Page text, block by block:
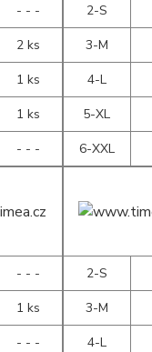
- - -
2 ks
1 ks
1 ks
- - -
2-S
3-M
4-L
5-XL
6-XXL
- - -
1 ks
- - -
2-S
3-M
4-L